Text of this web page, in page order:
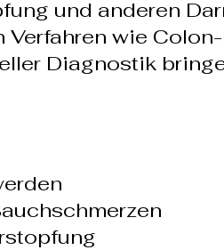
und anderen
wie
Diagnostik